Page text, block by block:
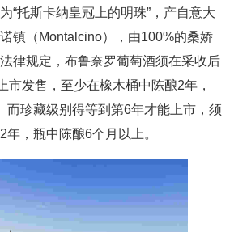
“托斯卡纳皇冠上的明珠”，产自意大
镇（Montalcino），由100%的桑娇
律规定，布鲁奈罗葡萄酒须在采收后
市发售，至少在橡木桶中陈酿2年，
而珍藏级别得等到第6年才能上市，须
，瓶中陈酿6个月以上。